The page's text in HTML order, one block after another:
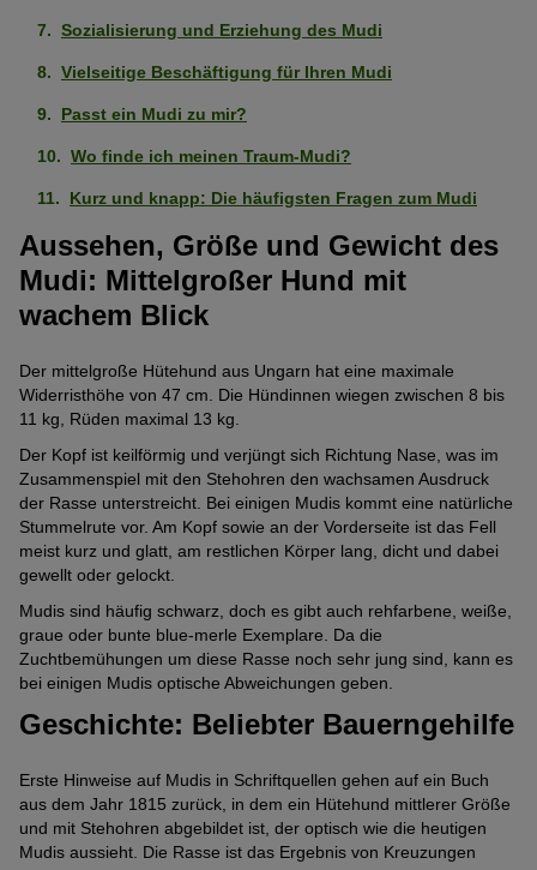
Pfoten)
Als erster Hund geeignet
5
Geringe Gewichtszunahme
(3
5
Pfoten)
Stark
(4
von
Intelligent
Sehr
stark
von
5
Geringe Tendenz zu beißen
(2
von
Pfoten)
ausgeprägt
von
5
Pfoten)
Keine Tendenz wegzulaufen
von
5
Pfoten)
Verliert wenig Haare
Stark
ausgeprägt
(4
von
Pfoten)
Als Wachhund geeignet
Stark
ausgeprägt
von
Pfoten)
Verspielt
ausgeprägt
von
Pfoten)
Katzenfreundlich
ausgeprägt
von
Pfoten)
Energielevel
ausgeprägt
von
5
Pfoten)
FCI-Gruppe
1. Hütehunde und Treibhunde
Sozialisierung und Erziehung des Mudi
Vielseitige Beschäftigung für Ihren Mudi
Passt ein Mudi zu mir?
Wo finde ich meinen Traum-Mudi?
Kurz und knapp: Die häufigsten Fragen zum Mudi
Aussehen, Größe und Gewicht des
Mudi: Mittelgroßer Hund mit
wachem Blick
Der mittelgroße Hütehund aus Ungarn hat eine maximale
Widerristhöhe von 47 cm. Die Hündinnen wiegen zwischen 8 bis
11 kg, Rüden maximal 13 kg.
Der Kopf ist keilförmig und verjüngt sich Richtung Nase, was im
Zusammenspiel mit den Stehohren den wachsamen Ausdruck
der Rasse unterstreicht. Bei einigen Mudis kommt eine natürliche
Stummelrute vor. Am Kopf sowie an der Vorderseite ist das Fell
meist kurz und glatt, am restlichen Körper lang, dicht und dabei
gewellt oder gelockt.
Mudis sind häufig schwarz, doch es gibt auch rehfarbene, weiße,
graue oder bunte blue-merle Exemplare. Da die
Zuchtbemühungen um diese Rasse noch sehr jung sind, kann es
bei einigen Mudis optische Abweichungen geben.
Geschichte: Beliebter Bauerngehilfe
Erste Hinweise auf Mudis in Schriftquellen gehen auf ein Buch
aus dem Jahr 1815 zurück, in dem ein Hütehund mittlerer Größe
und mit Stehohren abgebildet ist, der optisch wie die heutigen
Mudis aussieht. Die Rasse ist das Ergebnis von Kreuzungen